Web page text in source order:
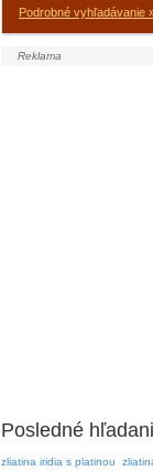
Podrobné vyhľadávanie
Posledné
zliatina iridia s platinou